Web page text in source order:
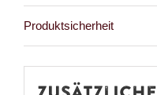
Produktsicherheit